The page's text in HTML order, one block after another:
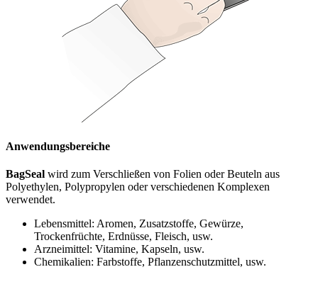
Anwendungsbereiche
BagSeal wird zum Verschließen von Folien oder Beuteln aus
Polyethylen, Polypropylen oder verschiedenen Komplexen
verwendet.
Lebensmittel: Aromen, Zusatzstoffe, Gewürze,
Trockenfrüchte, Erdnüsse, Fleisch, usw.
Arzneimittel: Vitamine, Kapseln, usw.
Chemikalien: Farbstoffe, Pflanzenschutzmittel, usw.